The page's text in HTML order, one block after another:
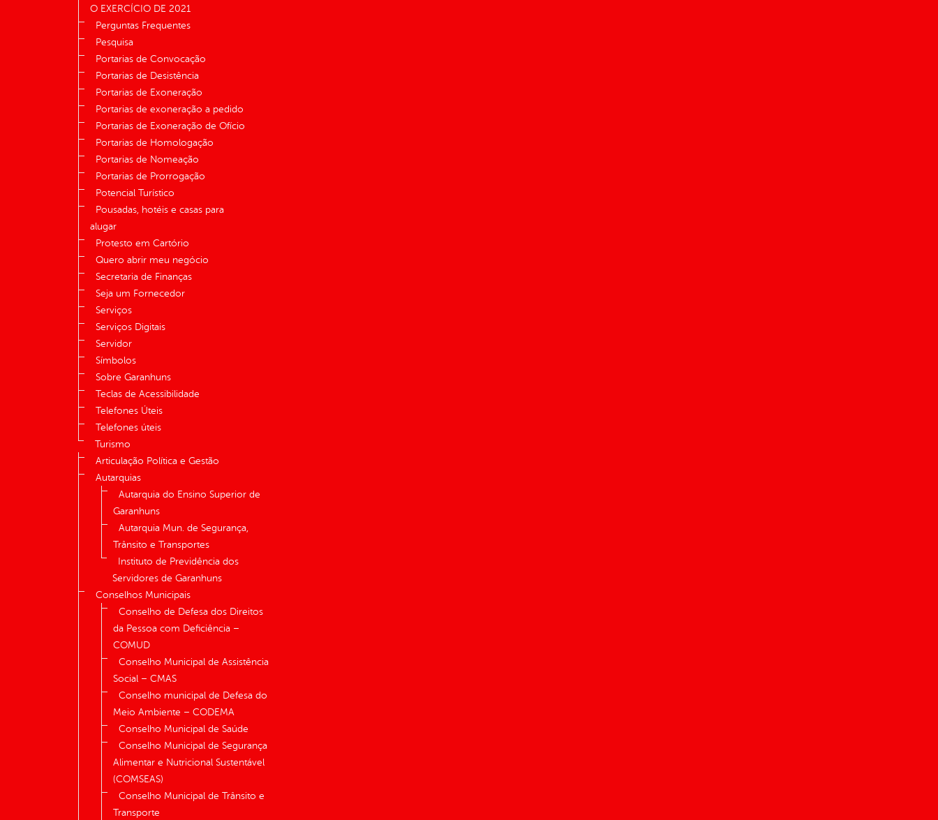
O EXERCÍCIO DE 2021
Perguntas Frequentes
Pesquisa
Portarias de Convocação
Portarias de Desistência
Portarias de Exoneração
Portarias de exoneração a pedido
Portarias de Exoneração de Ofício
Portarias de Homologação
Portarias de Nomeação
Portarias de Prorrogação
Potencial Turístico
Pousadas, hotéis e casas para
alugar
Protesto em Cartório
Quero abrir meu negócio
Secretaria de Finanças
Seja um Fornecedor
Serviços
Serviços Digitais
Servidor
Símbolos
Sobre Garanhuns
Teclas de Acessibilidade
Telefones Úteis
Telefones úteis
Turismo
Articulação Política e Gestão
Autarquias
Autarquia do Ensino Superior de
Garanhuns
Autarquia Mun. de Segurança,
Trânsito e Transportes
Instituto de Previdência dos
Servidores de Garanhuns
Conselhos Municipais
Conselho de Defesa dos Direitos
da Pessoa com Deficiência –
COMUD
Conselho Municipal de Assistência
Social – CMAS
Conselho municipal de Defesa do
Meio Ambiente – CODEMA
Conselho Municipal de Saúde
Conselho Municipal de Segurança
Alimentar e Nutricional Sustentável
(COMSEAS)
Conselho Municipal de Trânsito e
Transporte